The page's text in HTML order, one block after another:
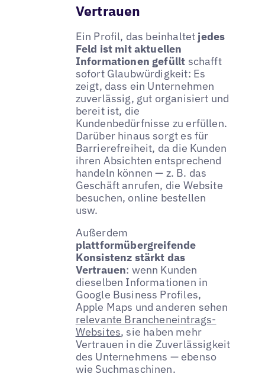
Vertrauen
Ein Profil, das beinhaltet jedes
Feld ist mit aktuellen
Informationen gefüllt schafft
sofort Glaubwürdigkeit: Es
zeigt, dass ein Unternehmen
zuverlässig, gut organisiert und
bereit ist, die
Kundenbedürfnisse zu erfüllen.
Darüber hinaus sorgt es für
Barrierefreiheit, da die Kunden
ihren Absichten entsprechend
handeln können — z. B. das
Geschäft anrufen, die Website
besuchen, online bestellen
usw.
Außerdem
plattformübergreifende
Konsistenz stärkt das
Vertrauen: wenn Kunden
dieselben Informationen in
Google Business Profiles,
Apple Maps und anderen sehen
relevante Brancheneintrags-
Websites, sie haben mehr
Vertrauen in die Zuverlässigkeit
des Unternehmens — ebenso
wie Suchmaschinen.